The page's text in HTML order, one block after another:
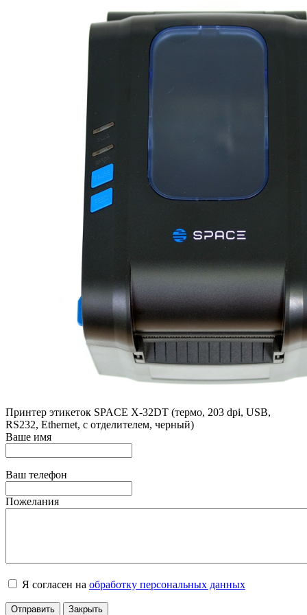
Принтер этикеток SPACE X-32DT (термо, 203 dpi, USB,
RS232, Ethernet, с отделителем, черный)
Ваше имя
Ваш телефон
Пожелания
Я согласен на обработку персональных данных
Отправить Закрыть